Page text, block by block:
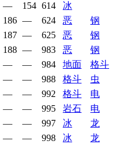
— 154 614
冰
186 — 624 恶
钢
187 — 625 恶
钢
188 — 983 恶
钢
— — 984 地面
格斗
— — 988 格斗
虫
— — 992 格斗
电
— — 995 岩石
电
— — 997 冰
龙
— — 998 冰
龙